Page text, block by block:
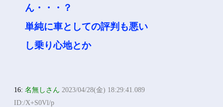
ん・・・？
単純に車としての評判も悪い
し乗り心地とか
16:名無しさん 2023/04/28(金) 18:29:41.089
ID:/X+S0Vl/p